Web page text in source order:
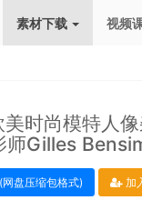
素材下载 视频
时尚模特人
师Gilles
盘压缩包格式) 加